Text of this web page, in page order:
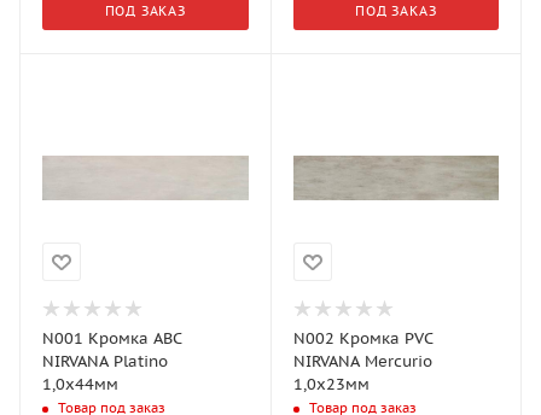
ПОД ЗАКАЗ ПОД ЗАКАЗ
N001 Кромка АВС
NIRVANA Platino
1,0х44мм
Товар под заказ
N002 Кромка PVС
NIRVANA Mercurio
1,0х23мм
Товар под заказ